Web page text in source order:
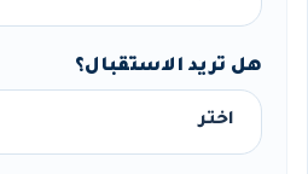
هل تريد الاستقبال؟